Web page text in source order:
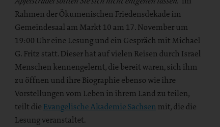
Rahmen der Ökumenischen Friedensdekade im
Gemeindesaal am Markt 10 am 17. November um
19:00 Uhr eine Lesung und ein Gespräch mit Michael
G. Fritz statt. Dieser hat auf vielen Reisen durch Israel
Menschen kennengelernt, die bereit waren, sich ihm
zu öffnen und ihre Biographie ebenso wie ihre
Vorstellungen vom Leben in ihrem Land zu teilen,
teilt die Evangelische Akademie Sachsen mit, die die
Lesung veranstaltet.